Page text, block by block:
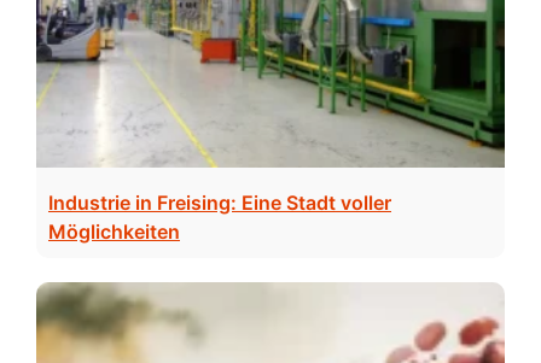
Industrie in Freising: Eine Stadt voller
Möglichkeiten